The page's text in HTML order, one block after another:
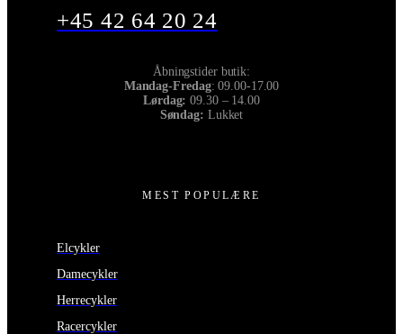
+45 42 64 20 24
Åbningstider butik:
Mandag-Fredag: 09.00-17.00
Lørdag:09.30 – 14.00
Søndag: Lukket
MEST POPULÆRE
Elcykler
Damecykler
Herrecykler
Racercykler